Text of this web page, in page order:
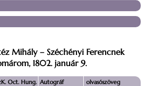
Mihály – Széchényi Ferencnek
1802. január 9.
Oct. Hung. Autográf
olvasószöveg